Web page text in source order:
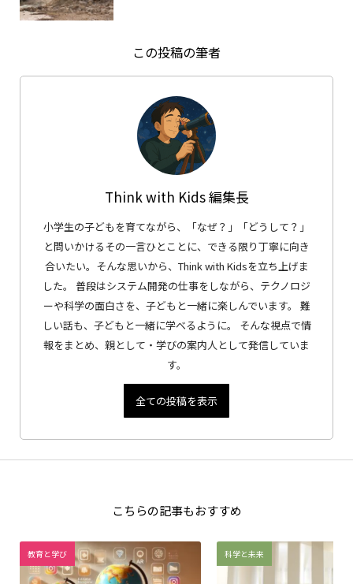
この投稿の筆者
Think with Kids 編集長
小学生の子どもを育てながら、「なぜ？」「どうして？」
と問いかけるその一言ひとことに、できる限り丁寧に向き
合いたい。そんな思いから、Think with Kidsを立ち上げま
した。 普段はシステム開発の仕事をしながら、テクノロジ
ーや科学の面白さを、子どもと一緒に楽しんでいます。 難
しい話も、子どもと一緒に学べるように。 そんな視点で情
報をまとめ、親として・学びの案内人として発信していま
す。
全ての投稿を表示
こちらの記事もおすすめ
教育と学び 科学と未来